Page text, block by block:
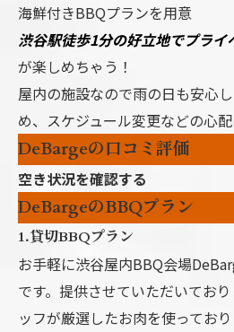
海鮮付きBBQプランを用意
渋谷駅徒歩1分の好立地でプラ
が楽しめちゃう！
屋内の施設なので雨の日も安心
め、スケジュール変更などの心
DeBargeの口コミ評価
空き状況を確認する
DeBargeのBBQプラン
1.貸切BBQプラン
お手軽に渋谷屋内BBQ会場
です。提供させていただいてお
ッフが厳選したお肉を使ってお